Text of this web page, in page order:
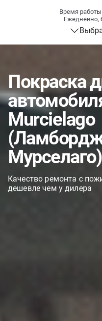
Время работы
Ежедневно,
Покраска
Murcielago
Качество ремонта с
дешевле чем у дилера